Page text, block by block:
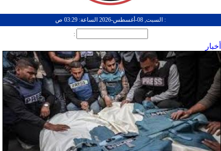
: السبت, 08-أغسطس-2026 الساعة: 03:29 ص
:
أخبار